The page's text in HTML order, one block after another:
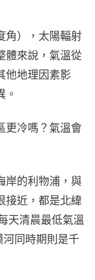
角），太陽輻射
體來說，氣溫從
他地理因素影
。
更冷嗎？氣溫會
岸的利物浦，與
接近，都是北緯
天清晨最低氣溫
同時期則是千